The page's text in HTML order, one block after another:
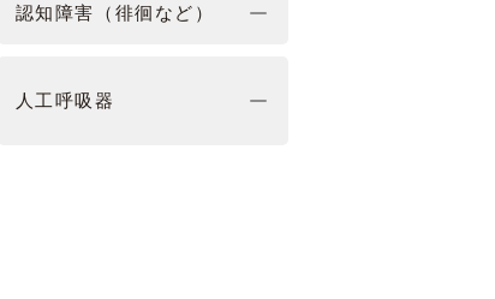
認知障害（徘徊など）
人工呼吸器